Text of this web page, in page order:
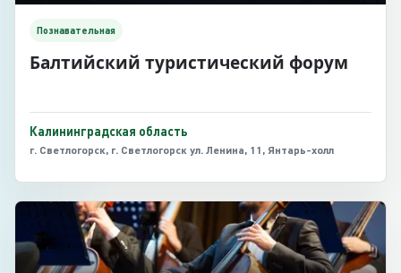
Познавательная
Балтийский туристический форум
Калининградская область
г. Светлогорск, г. Светлогорск ул. Ленина, 11, Янтарь-холл